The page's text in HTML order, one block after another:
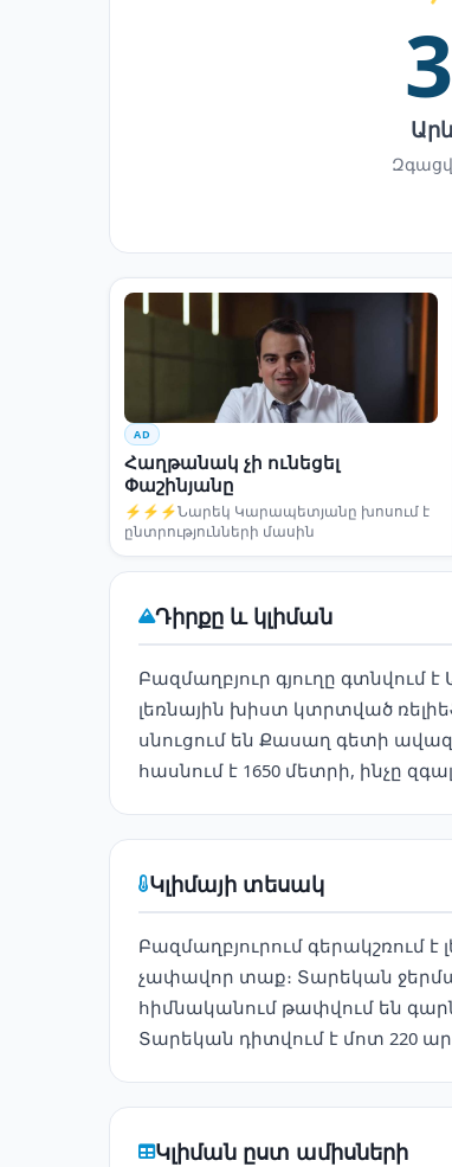
AD
Հաղթանակ չի ունեցել
Փաշինյանը
⚡⚡⚡Նարեկ Կարապետյանը խոսում է
ընտրությունների մասին
Դիրքը և կլիման
Բազմաղբյուր գյուղը գտնվում
լեռնային խիստ կտրտված
սնուցում են Քասաղ գետի
հասնում է 1650 մետրի, ինչը
Կլիմայի տեսակ
Բազմաղբյուրում գերակշռում
չափավոր տաք։ Տարեկան
հիմնականում թափվում են
Տարեկան դիտվում է մոտ 220
Կլիման ըստ ամիսների